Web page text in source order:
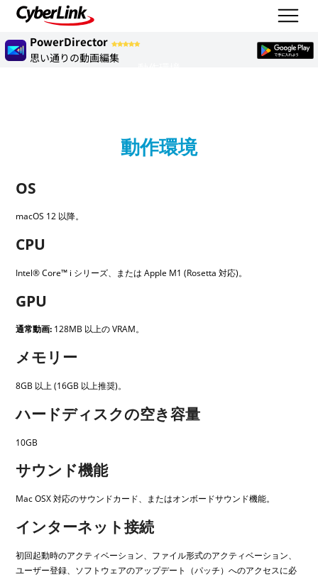
PowerDirector
思い通りの動画編集
動作環境
OS
macOS 12 以降。
CPU
Intel® Core™ i シリーズ、または Apple M1 (Rosetta 対応)。
GPU
通常動画: 128MB 以上の VRAM。
メモリー
8GB 以上 (16GB 以上推奨)。
ハードディスクの空き容量
10GB
サウンド機能
Mac OSX 対応のサウンドカード、またはオンボードサウンド機能。
インターネット接続
初回起動時のアクティベーション、ファイル形式のアクティベーション、
ユーザー登録、ソフトウェアのアップデート（パッチ）へのアクセスに必